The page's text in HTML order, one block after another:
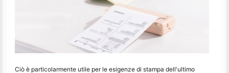
Ciò è particolarmente utile per le esigenze di stampa dell'ultimo